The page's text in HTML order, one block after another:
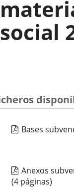
social
Bases
Anexos
(4 páginas)